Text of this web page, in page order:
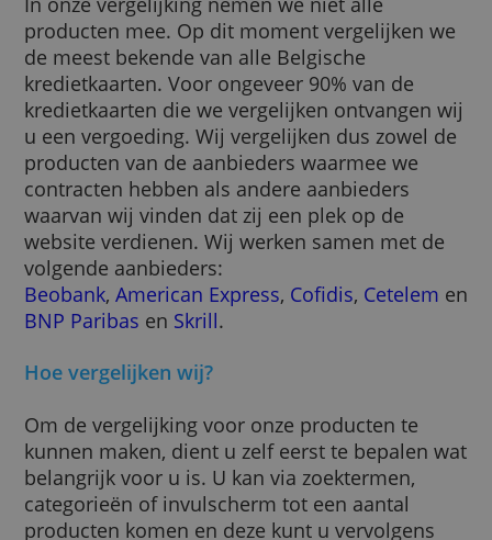
stellen, maar wij geven u geen advies voor
specifiek product.
Hoe volledig is onze vergelijking?
In onze vergelijking nemen we niet alle
producten mee. Op dit moment vergelijken
de meest bekende van alle Belgische
kredietkaarten. Voor ongeveer 90% van de
kredietkaarten die we vergelijken
u een vergoeding. Wij vergelijken dus
contracten hebben als andere aanbieders
website verdienen. Wij werken samen met
volgende aanbieders:
Beobank,American Express,Cofidis,
BNP ParibasenSkrill.